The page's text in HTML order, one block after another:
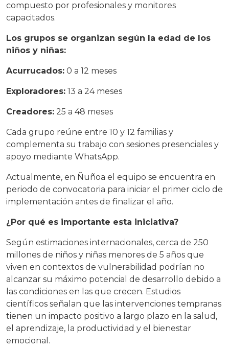
compuesto por profesionales y monitores
capacitados.
Los grupos se organizan según la edad de los
niños y niñas:
Acurrucados: 0 a 12 meses
Exploradores: 13 a 24 meses
Creadores: 25 a 48 meses
Cada grupo reúne entre 10 y 12 familias y
complementa su trabajo con sesiones presenciales y
apoyo mediante WhatsApp.
Actualmente, en Ñuñoa el equipo se encuentra en
periodo de convocatoria para iniciar el primer ciclo de
implementación antes de finalizar el año.
¿Por qué es importante esta iniciativa?
Según estimaciones internacionales, cerca de 250
millones de niños y niñas menores de 5 años que
viven en contextos de vulnerabilidad podrían no
alcanzar su máximo potencial de desarrollo debido a
las condiciones en las que crecen. Estudios
científicos señalan que las intervenciones tempranas
tienen un impacto positivo a largo plazo en la salud,
el aprendizaje, la productividad y el bienestar
emocional.